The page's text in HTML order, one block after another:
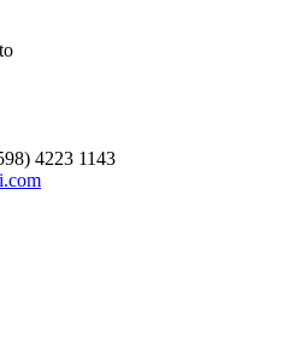
4223 1143